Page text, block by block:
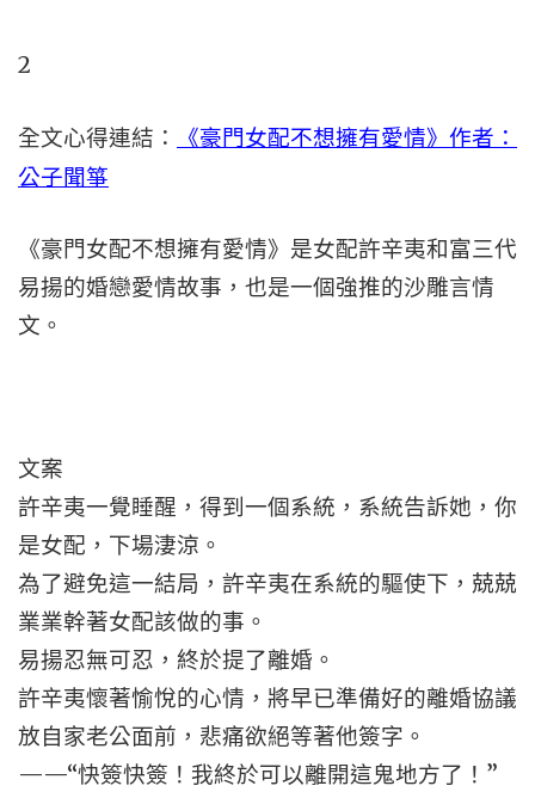
2
全文心得連結：
《豪門女配不想擁有愛情》作者：
公子聞箏
《豪門女配不想擁有愛情》是女配許辛夷和富三代
易揚的婚戀愛情故事，也是一個強推的沙雕言情
文。
文案
許辛夷一覺睡醒，得到一個系統，系統告訴她，你
是女配，下場淒涼。
為了避免這一結局，許辛夷在系統的驅使下，兢兢
業業幹著女配該做的事。
易揚忍無可忍，終於提了離婚。
許辛夷懷著愉悅的心情，將早已準備好的離婚協議
放自家老公面前，悲痛欲絕等著他簽字。
——“快簽快簽！我終於可以離開這鬼地方了！”